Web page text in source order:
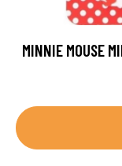
MINNIE MOUSE